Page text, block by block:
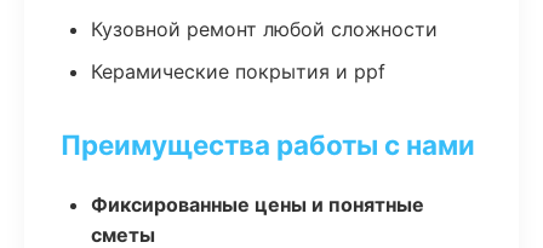
Кузовной ремонт любой сложности
Керамические покрытия и ppf
Преимущества работы с нами
Фиксированные цены и понятные
сметы